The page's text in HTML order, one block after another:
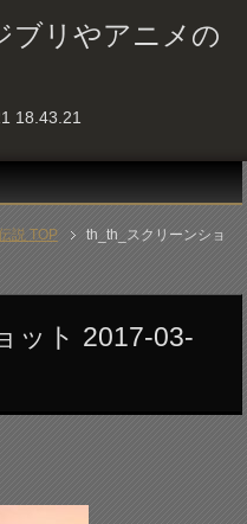
ブリやアニメの
18.43.21
説 TOP
th_th_スクリーンショ
ット 2017-03-